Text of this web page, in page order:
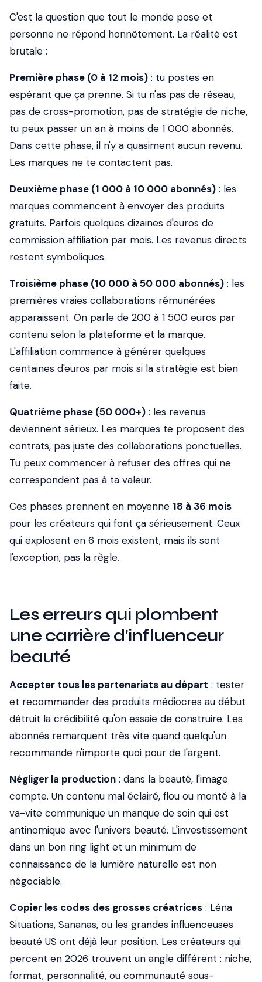
C'est la question que tout le monde pose et
personne ne répond honnêtement. La réalité est
brutale :
Première phase (0 à 12 mois) : tu postes en
espérant que ça prenne. Si tu n'as pas de réseau,
pas de cross-promotion, pas de stratégie de niche,
tu peux passer un an à moins de 1 000 abonnés.
Dans cette phase, il n'y a quasiment aucun revenu.
Les marques ne te contactent pas.
Deuxième phase (1 000 à 10 000 abonnés) : les
marques commencent à envoyer des produits
gratuits. Parfois quelques dizaines d'euros de
commission affiliation par mois. Les revenus directs
restent symboliques.
Troisième phase (10 000 à 50 000 abonnés) : les
premières vraies collaborations rémunérées
apparaissent. On parle de 200 à 1 500 euros par
contenu selon la plateforme et la marque.
L'affiliation commence à générer quelques
centaines d'euros par mois si la stratégie est bien
faite.
Quatrième phase (50 000+) : les revenus
deviennent sérieux. Les marques te proposent des
contrats, pas juste des collaborations ponctuelles.
Tu peux commencer à refuser des offres qui ne
correspondent pas à ta valeur.
Ces phases prennent en moyenne 18 à 36 mois
pour les créateurs qui font ça sérieusement. Ceux
qui explosent en 6 mois existent, mais ils sont
l'exception, pas la règle.
Les erreurs qui plombent
une carrière d'influenceur
beauté
Accepter tous les partenariats au départ : tester
et recommander des produits médiocres au début
détruit la crédibilité qu'on essaie de construire. Les
abonnés remarquent très vite quand quelqu'un
recommande n'importe quoi pour de l'argent.
Négliger la production : dans la beauté, l'image
compte. Un contenu mal éclairé, flou ou monté à la
va-vite communique un manque de soin qui est
antinomique avec l'univers beauté. L'investissement
dans un bon ring light et un minimum de
connaissance de la lumière naturelle est non
négociable.
Copier les codes des grosses créatrices : Léna
Situations, Sananas, ou les grandes influenceuses
beauté US ont déjà leur position. Les créateurs qui
percent en 2026 trouvent un angle différent : niche,
format, personnalité, ou communauté sous-